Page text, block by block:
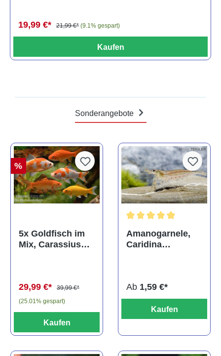
19,99 €* 21,99 €* (9.1% gespart)
Kaufen
Sonderangebote
%
5x Goldfisch im
Mix, Carassius
29,99 €*
39,99 €*
(25.01% gespart)
Kaufen
Amanogarnele,
Caridina
Ab 1,59 €*
Kaufen